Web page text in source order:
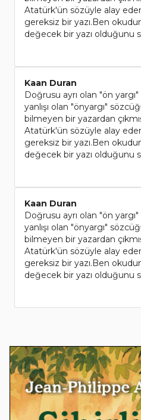
Atatürk'ün sözüyle alay
gereksiz bir yazı.Ben
değecek bir yazı olduğunu
Kaan Duran
Doğrusu ayrı olan "ön
yanlışı olan "önyargı"
bilmeyen bir yazardan
Atatürk'ün sözüyle alay
gereksiz bir yazı.Ben
değecek bir yazı olduğunu
Kaan Duran
Doğrusu ayrı olan "ön
yanlışı olan "önyargı"
bilmeyen bir yazardan
Atatürk'ün sözüyle alay
gereksiz bir yazı.Ben
değecek bir yazı olduğunu